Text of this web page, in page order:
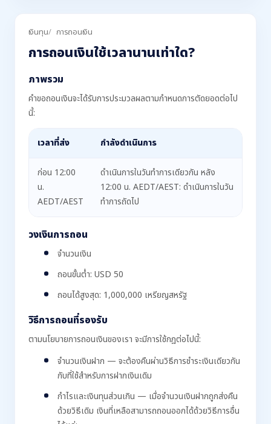
เงินทุน การถอนเงิน
การถอนเงินใช้เวลานานเท่าใด?
ภาพรวม
คำขอถอนเงินจะได้รับการประมวลผลตามกำหนดการตัดยอดต่อไป
นี้:
เวลาที่ส่ง กำลังดำเนินการ
ก่อน 12:00
น.
AEDT/AEST
ดำเนินการในวันทำการเดียวกัน หลัง
12:00 น. AEDT/AEST: ดำเนินการในวัน
ทำการถัดไป
วงเงินการถอน
จำนวนเงิน
ถอนขั้นต่ำ: USD 50
ถอนได้สูงสุด: 1,000,000 เหรียญสหรัฐ
วิธีการถอนที่รองรับ
ตามนโยบายการถอนเงินของเรา จะมีการใช้กฎต่อไปนี้:
จำนวนเงินฝาก — จะต้องคืนผ่านวิธีการชำระเงินเดียวกัน
กับที่ใช้สำหรับการฝากเงินเดิม
กำไรและเงินทุนส่วนเกิน — เมื่อจำนวนเงินฝากถูกส่งคืน
ด้วยวิธีเดิม เงินที่เหลือสามารถถอนออกได้ด้วยวิธีการอื่น